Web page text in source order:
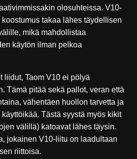
olosuhteissa. V10-
takaa lähes täydellisen
mikä mahdollistaa
käytön ilman pelkoa
liidut, Taom V10 ei pölyä
Tämä pitää sekä pallot, veran että
vähentäen huollon tarvetta ja
Tästä syystä myös kikit
välillä) katoavat lähes täysin.
jokainen V10-liitu on laadultaan
riittoisa.